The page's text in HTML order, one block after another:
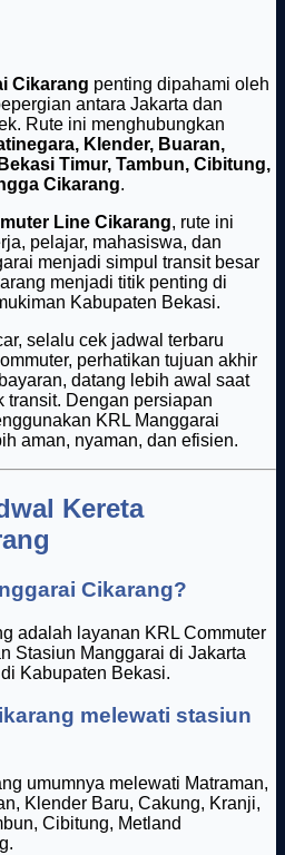
Cikarang penting dipahami oleh
antara Jakarta dan
Rute ini menghubungkan
Klender, Buaran,
Timur, Tambun, Cibitung,
Cikarang.
Line Cikarang, rute ini
pelajar, mahasiswa, dan
menjadi simpul transit besar
menjadi titik penting di
Kabupaten Bekasi.
selalu cek jadwal terbaru
perhatikan tujuan akhir
datang lebih awal saat
transit. Dengan persiapan
KRL Manggarai
aman, nyaman, dan efisien.
Kereta
Cikarang?
adalah layanan KRL Commuter
Stasiun Manggarai di Jakarta
Kabupaten Bekasi.
melewati stasiun
umumnya melewati Matraman,
Klender Baru, Cakung, Kranji,
Cibitung, Metland